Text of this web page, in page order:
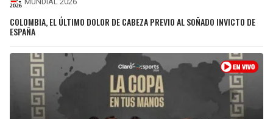
COLOMBIA, EL ÚLTIMO DOLOR DE CABEZA PREVIO AL SOÑADO INVICTO DE
ESPAÑA